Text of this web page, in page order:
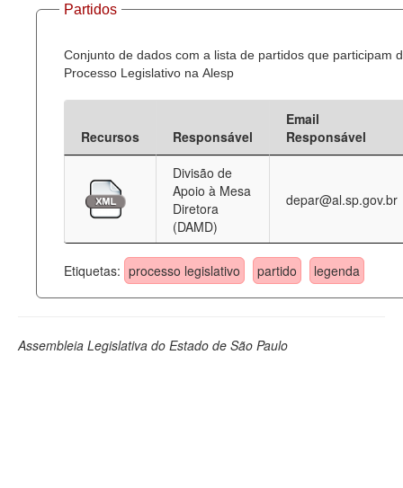
Partidos
Conjunto de dados com a lista de partidos que participam
Processo Legislativo na Alesp
Recursos Responsável
Email
Responsável
Divisão de
Apoio à Mesa
Diretora
(DAMD)
depar@al.sp.gov.br
Etiquetas: processo legislativo partido legenda
Assembleia Legislativa do Estado de São Paulo